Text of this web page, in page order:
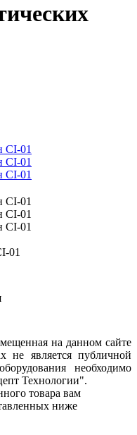
01
на данном сайте
не является публичной
необходимо
Технологии".
товара вам
ниже